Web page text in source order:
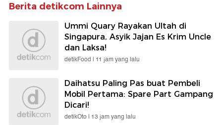
Berita detikcom Lainnya
Ummi Quary Rayakan Ultah di
Singapura, Asyik Jajan Es Krim Uncle
dan Laksa!
detikFood | 11 jam yang lalu
Daihatsu Paling Pas buat Pembeli
Mobil Pertama: Spare Part Gampang
Dicari!
detikOto | 13 jam yang lalu